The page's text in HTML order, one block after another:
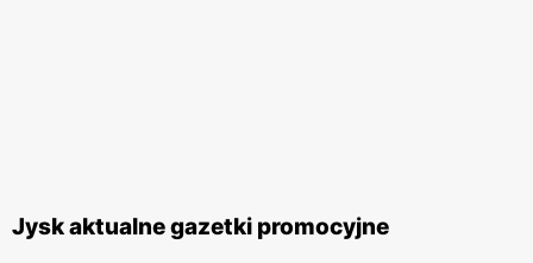
Jysk aktualne gazetki promocyjne